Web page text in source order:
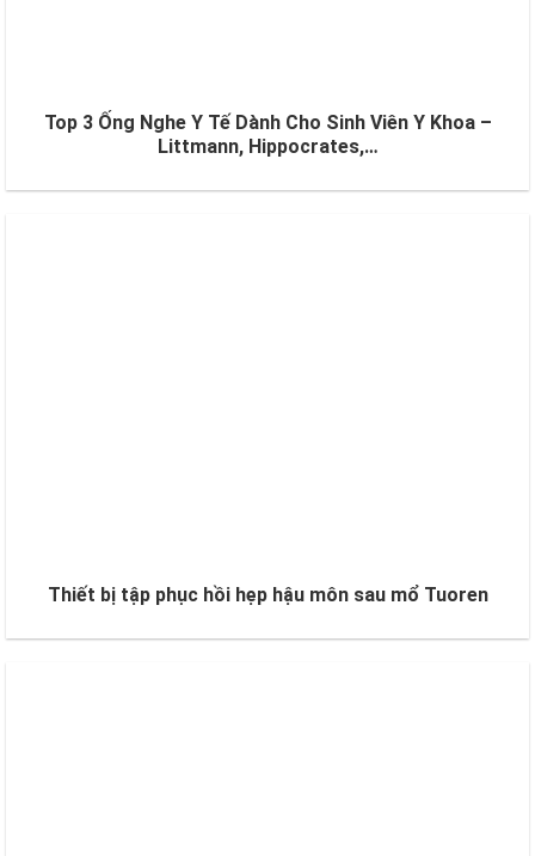
Top 3 Ống Nghe Y Tế Dành Cho Sinh Viên Y Khoa –
Littmann, Hippocrates,…
Thiết bị tập phục hồi hẹp hậu môn sau mổ Tuoren